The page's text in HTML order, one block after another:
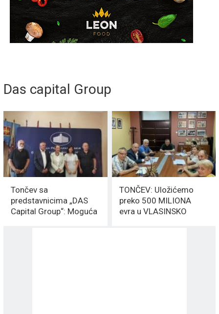
Das capital Group
Tončev sa
predstavnicima „DAS
Capital Group“: Moguća
TONČEV: Uložićemo
preko 500 MILIONA
evra u VLASINSKO